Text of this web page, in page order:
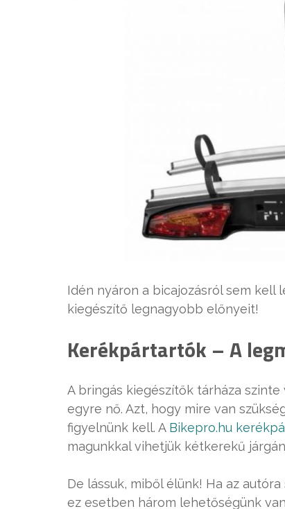
Idén nyáron a bicajozásról sem kell
kiegészítő legnagyobb előnyeit!
Kerékpártartók – A
A bringás kiegészítők tárháza
egyre nő. Azt, hogy mire van
figyelnünk kell. A Bikepro.hu
magunkkal vihetjük kétkerekű
De lássuk, miből élünk! Ha az
ez esetben három lehetőségünk